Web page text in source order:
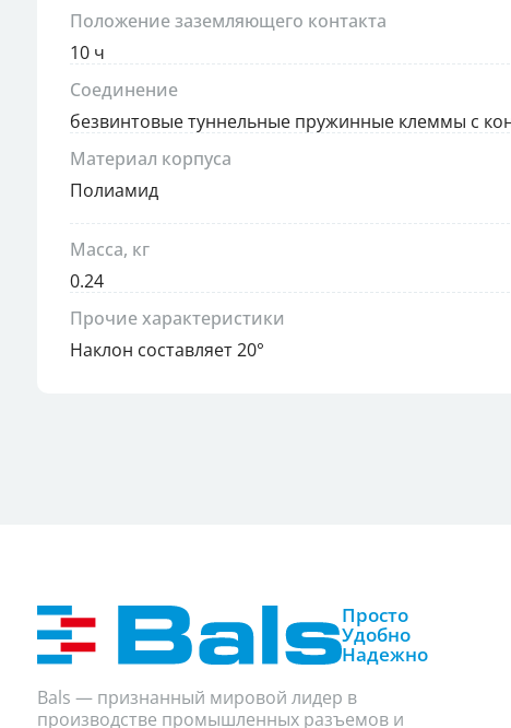
Положение заземляющего контакта
10 ч
Соединение
безвинтовые туннельные пружинные клеммы с
Материал корпуса
Полиамид
Масса, кг
0.24
Прочие характеристики
Наклон составляет 20°
Просто
Удобно
Надежно
Bals — признанный мировой лидер в
производстве промышленных разъемов и